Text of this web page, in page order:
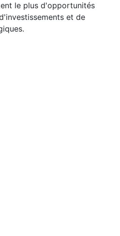
le plus d'opportunités
et de